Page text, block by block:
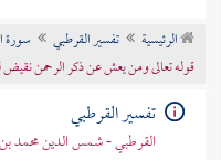
تراجم الأعلام
الرئيسية تفسير القرطبي
سورة
قوله تعالى ومن يعش عن ذكر الرحمن نقيض
تفسير القرطبي
القرطبي - شمس الدين محمد